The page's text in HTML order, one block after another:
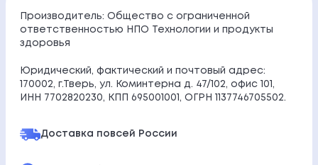
Производитель: Общество с ограниченной
ответственностью НПО Технологии и продукты
здоровья
Юридический, фактический и почтовый адрес:
170002, г.Тверь, ул. Коминтерна д. 47/102, офис 101,
ИНН 7702820230, КПП 695001001, ОГРН 1137746705502.
Доставка повсей России